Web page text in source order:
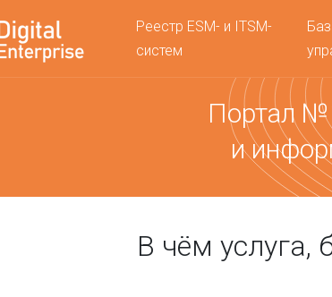
Реестр ESM- и ITSM-
систем
Портал
и
В чём услуга,